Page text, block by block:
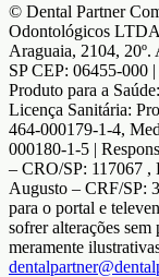
© Dental Partner
Odontológicos
Araguaia, 2104,
SP CEP: 06455-000
Produto para a
Licença Sanitária:
464-000179-1-4,
000180-1-5 |
– CRO/SP: 117067 ,
Augusto – CRF/SP:
para o portal e
sofrer alterações
meramente